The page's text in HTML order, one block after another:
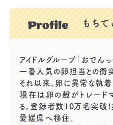
もちて
アイドルグループ「おでん
一番人気の卵担当との衝突
それ以来、卵に異常な執着
現在は卵の殻がトレード
る。登録者数10万名突破!
愛媛県へ移住。